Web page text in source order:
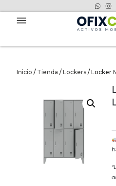
Inicio / Tienda / Lockers/ Locker